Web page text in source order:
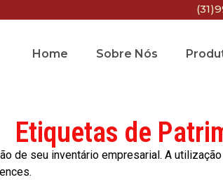
Home Sobre Nós
Etiquetas de
de seu inventário empresarial. A